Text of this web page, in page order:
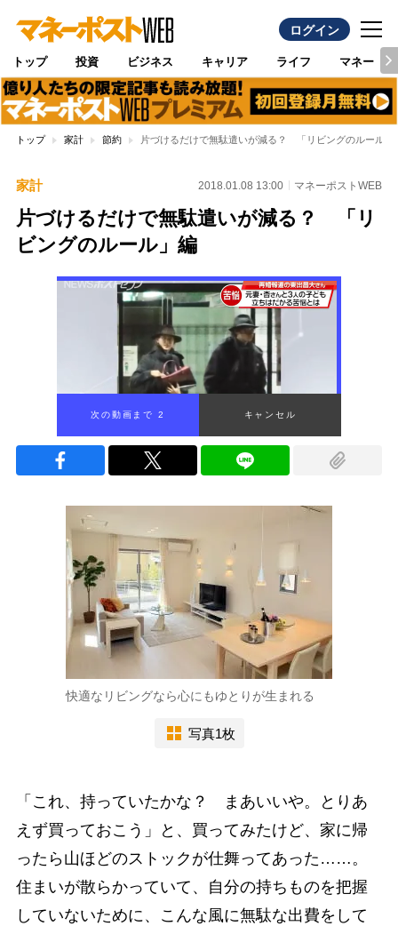
ログイン
トップ 投資 ビジネス キャリア ライフ マネー
トップ 家計 節約 片づけるだけで無駄遣いが減る？ 「リビングのルール」
家計 2018.01.08 13:00 マネーポストWEB
片づけるだけで無駄遣いが減る？ 「リ
ビングのルール」編
次の動画まで 1 キャンセル
快適なリビングなら心にもゆとりが生まれる
写真1枚
「これ、持っていたかな？ まあいいや。とりあ
えず買っておこう」と、買ってみたけど、家に帰
ったら山ほどのストックが仕舞ってあった……。
住まいが散らかっていて、自分の持ちものを把握
していないために、こんな風に無駄な出費をして